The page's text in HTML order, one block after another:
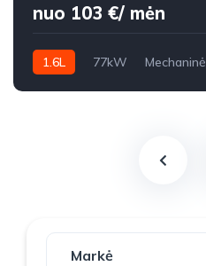
nuo 103 €/ mėn
1.6L 77kW Mechaninė